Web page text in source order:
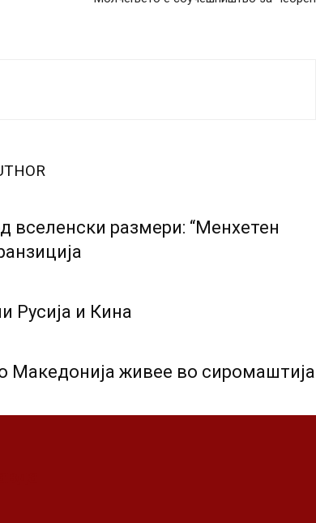
вселенски размери: “Менхетен
Русија и Кина
Македонија живее во сиромаштија